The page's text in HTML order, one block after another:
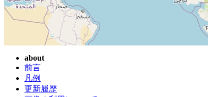
about
前言
凡例
更新履歴